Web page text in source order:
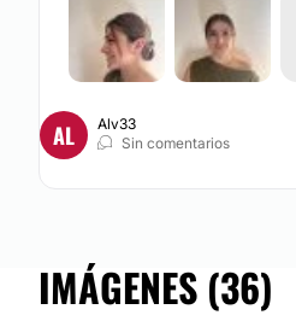
AL
Alv33
Sin comentarios
IMÁGENES (36)